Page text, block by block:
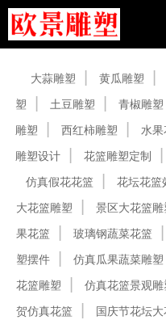
大蒜雕塑 黄瓜雕塑
塑
土豆雕塑 青椒雕塑
雕塑
西红柿雕塑 水
雕塑设计
花篮雕塑定制
仿真假花花篮
花坛花篮
大花篮雕塑
景区大花篮雕
果花篮
玻璃钢蔬菜花篮
塑摆件
仿真瓜果蔬菜雕塑
花篮雕塑
仿真花篮景观雕
贺仿真花篮
国庆节花坛大